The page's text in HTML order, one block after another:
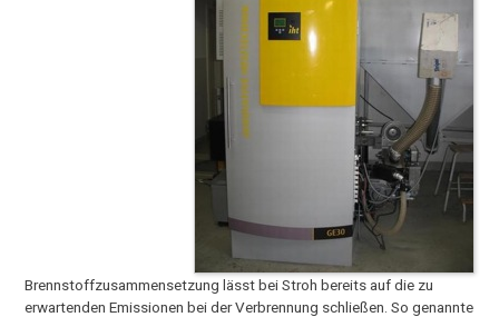
Brennstoffzusammensetzung lässt bei Stroh bereits auf die zu
erwartenden Emissionen bei der Verbrennung schließen. So genannte